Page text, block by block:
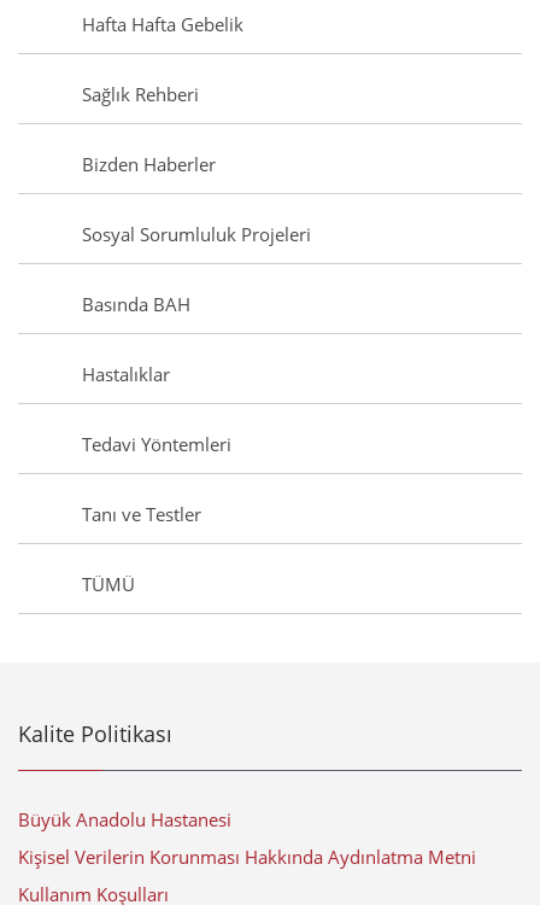
Hafta Hafta Gebelik
Sağlık Rehberi
Bizden Haberler
Sosyal Sorumluluk Projeleri
Basında BAH
Hastalıklar
Tedavi Yöntemleri
Tanı ve Testler
TÜMÜ
Kalite Politikası
Büyük Anadolu Hastanesi
Kişisel Verilerin Korunması Hakkında Aydınlatma Metni
Kullanım Koşulları